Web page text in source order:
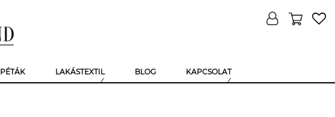
LAKÁSTEXTIL BLOG KAPCSOLAT